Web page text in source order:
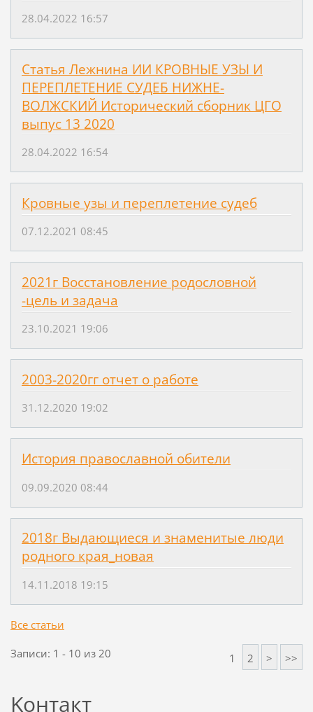
28.04.2022 16:57
Статья Лежнина ИИ КРОВНЫЕ УЗЫ И
ПЕРЕПЛЕТЕНИЕ СУДЕБ НИЖНЕ-
ВОЛЖСКИЙ Исторический сборник ЦГО
выпус 13 2020
28.04.2022 16:54
Кровные узы и переплетение судеб
07.12.2021 08:45
2021г Восстановление родословной
-цель и задача
23.10.2021 19:06
2003-2020гг отчет о работе
31.12.2020 19:02
История православной обители
09.09.2020 08:44
2018г Выдающиеся и знаменитые люди
родного края_новая
14.11.2018 19:15
Все статьи
Записи: 1 - 10 из 20 1 2 > >>
Koнтакт